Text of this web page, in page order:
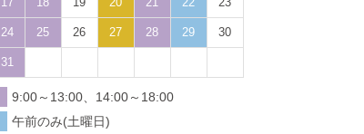
24 25 26 27 28 29 30
31
9:00～13:00、14:00～18:00
午前のみ(土曜日)